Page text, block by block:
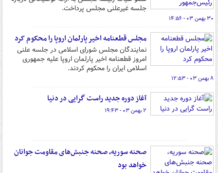
جلسه غیرعلنی مجلس پرداخت.
۳۰ بهمن ۰۳ - ۱۴:۵۶
مجلس قطعنامه اخیر پارلمان اروپا را محکوم کرد
نمایندگان مجلس شورای اسلامی در جلسه علنی
امروز قطعنامه اخیر پارلمان اروپا علیه جمهوری
اسلامی ایران را محکوم کردند.
۸ بهمن ۰۳ - ۱۲:۵۳
آغاز دوره جدید راست گرایی در دنیا
۲ بهمن ۰۳ - ۱۹:۴۳
صحنه سوریه، صحنه جنبش‌های مقاومت جوانان
خواهد بود